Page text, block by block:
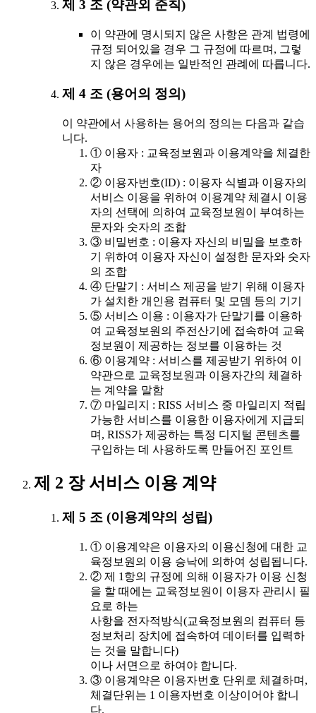
제 3 조 (약관외 준칙)
이 약관에 명시되지 않은 사항은 관계 법령에
규정 되어있을 경우 그 규정에 따르며, 그렇
지 않은 경우에는 일반적인 관례에 따릅니다.
제 4 조 (용어의 정의)
이 약관에서 사용하는 용어의 정의는 다음과 같습
니다.
① 이용자 : 교육정보원과 이용계약을 체결한
자
② 이용자번호(ID) : 이용자 식별과 이용자의
서비스 이용을 위하여 이용계약 체결시 이용
자의 선택에 의하여 교육정보원이 부여하는
문자와 숫자의 조합
③ 비밀번호 : 이용자 자신의 비밀을 보호하
기 위하여 이용자 자신이 설정한 문자와 숫자
의 조합
④ 단말기 : 서비스 제공을 받기 위해 이용자
가 설치한 개인용 컴퓨터 및 모뎀 등의 기기
⑤ 서비스 이용 : 이용자가 단말기를 이용하
여 교육정보원의 주전산기에 접속하여 교육
정보원이 제공하는 정보를 이용하는 것
⑥ 이용계약 : 서비스를 제공받기 위하여 이
약관으로 교육정보원과 이용자간의 체결하
는 계약을 말함
⑦ 마일리지 : RISS 서비스 중 마일리지 적립
가능한 서비스를 이용한 이용자에게 지급되
며, RISS가 제공하는 특정 디지털 콘텐츠를
구입하는 데 사용하도록 만들어진 포인트
제 2 장 서비스 이용 계약
제 5 조 (이용계약의 성립)
① 이용계약은 이용자의 이용신청에 대한 교
육정보원의 이용 승낙에 의하여 성립됩니다.
② 제 1항의 규정에 의해 이용자가 이용 신청
을 할 때에는 교육정보원이 이용자 관리시 필
요로 하는
사항을 전자적방식(교육정보원의 컴퓨터 등
정보처리 장치에 접속하여 데이터를 입력하
는 것을 말합니다)
이나 서면으로 하여야 합니다.
③ 이용계약은 이용자번호 단위로 체결하며,
체결단위는 1 이용자번호 이상이어야 합니
다.